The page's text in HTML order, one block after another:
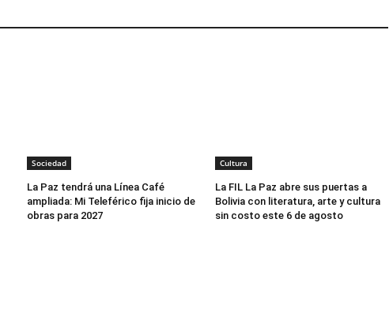
Sociedad
La Paz tendrá una Línea Café
ampliada: Mi Teleférico fija inicio de
obras para 2027
Cultura
La FIL La Paz abre sus puertas a
Bolivia con literatura, arte y cultura
sin costo este 6 de agosto